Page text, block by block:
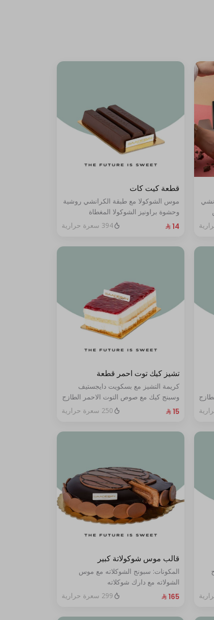
قطعة كيت كات
موس الشوكولا مع طبقة الكرانشي روشية
وحشوة براونيز الشوكولا المغطاة
بالكراميل
394 سعرة حرارية
تشيز كيك توت احمر قطعة
كريمة التشيز مع بسكويت دايجستيف
وسبنج كيك مع صوص التوت الاحمر الطازج
250 سعرة حرارية
قالب موس شوكولاتة كبير
المكونات: سبونج الشوكلاته مع موس
الشولاته مع دارك شوكلاته
الحجم:كبير يكفي ١٢ أشخاص"
299 سعرة حرارية